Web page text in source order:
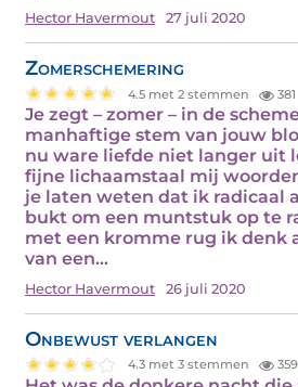
Hector Havermout 27 juli 2020
Zomerschemering
4.5 met 2 stemmen 381
Je zegt – zomer – in de
manhaftige stem van jouw
nu ware liefde niet langer uit
fijne lichaamstaal mij
je laten weten dat ik radicaal
bukt om een muntstuk op te
met een kromme rug ik denk
van een…
Hector Havermout 26 juli 2020
Onbewust verlangen
4.3 met 3 stemmen 359